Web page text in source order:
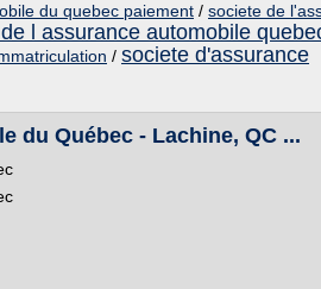
du quebec paiement / societe de
l assurance automobile
/ societe d'assurance
du Québec - Lachine, QC ...